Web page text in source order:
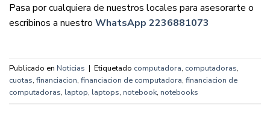
Pasa por cualquiera de nuestros locales para asesorarte o
escribinos a nuestro WhatsApp 2236881073
Publicado en Noticias | Etiquetado computadora, computadoras,
cuotas, financiacion, financiacion de computadora, financiacion de
computadoras, laptop, laptops, notebook, notebooks